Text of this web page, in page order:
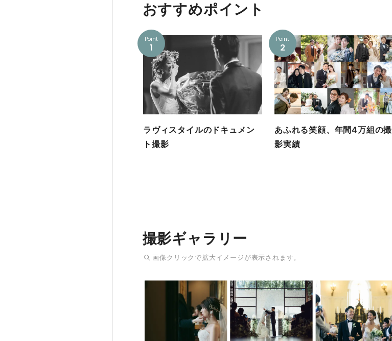
おすすめポイント
Point
1
ラヴィスタイルのドキュメン
ト撮影
Point
2
あふれる笑顔、年間4万組の撮
影実績
撮影ギャラリー
画像クリック で拡大イメージが表示されます。